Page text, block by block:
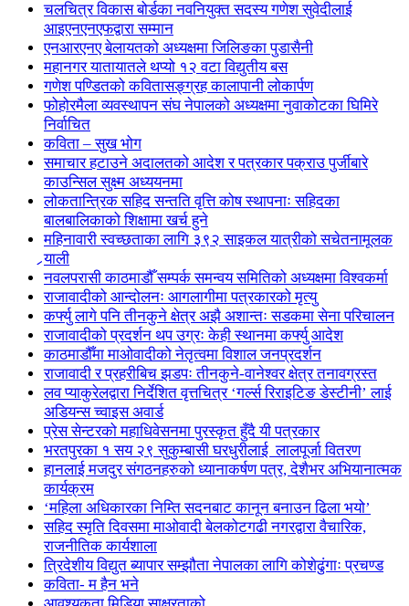
चलचित्र विकास बोर्डका नवनियुक्त सदस्य गणेश सुवेदीलाई
आइएनएनएफद्वारा सम्मान
एनआरएनए बेलायतको अध्यक्षमा जिलिङका पुडासैनी
महानगर यातायातले थप्यो १२ वटा विद्युतीय बस
गणेश पण्डितको कवितासङ्ग्रह कालापानी लोकार्पण
फोहोरमैला व्यवस्थापन संघ नेपालको अध्यक्षमा नुवाकोटका घिमिरे
निर्वाचित
कविता – सुख भोग
समाचार हटाउने अदालतको आदेश र पत्रकार पक्राउ पुर्जीबारे
काउन्सिल सुक्ष्म अध्ययनमा
लोकतान्त्रिक सहिद सन्तति वृत्ति कोष स्थापनाः सहिदका
बालबालिकाको शिक्षामा खर्च हुने
महिनावारी स्वच्छताका लागि ३९२ साइकल यात्रीको सचेतनामूलक
र्‍याली
नवलपरासी काठमाडौँ सम्पर्क समन्वय समितिको अध्यक्षमा विश्वकर्मा
राजावादीको आन्दोलनः आगलागीमा पत्रकारको मृत्यु
कर्फ्यु लागे पनि तीनकुने क्षेत्र अझै अशान्तः सडकमा सेना परिचालन
राजावादीको प्रदर्शन थप उग्रः केही स्थानमा कर्फ्यु आदेश
काठमाडौँमा माओवादीको नेतृत्वमा विशाल जनप्रदर्शन
राजावादी र प्रहरीबिच झडपः तीनकुने-वानेश्वर क्षेत्र तनावग्रस्त
लव प्याकुरेलद्वारा निर्देशित वृत्तचित्र ‘गर्ल्स रिराइटिङ डेस्टीनी’ लाई
अडियन्स च्वाइस अवार्ड
प्रेस सेन्टरको महाधिवेसनमा पुरस्कृत हुँदै यी पत्रकार
भरतपुरका १ सय २९ सुकुम्बासी घरधुरीलाई लालपूर्जा वितरण
हानलाई मजदुर संगठनहरुको ध्यानाकर्षण पत्र, देशैभर अभियानात्मक
कार्यक्रम
‘महिला अधिकारका निम्ति सदनबाट कानून बनाउन ढिला भयो’
सहिद स्मृति दिवसमा माओवादी बेलकोटगढी नगरद्वारा वैचारिक,
राजनीतिक कार्यशाला
त्रिदेशीय विद्युत ब्यापार सम्झौता नेपालका लागि कोशेढुंगाः प्रचण्ड
कविता- म हैन भने